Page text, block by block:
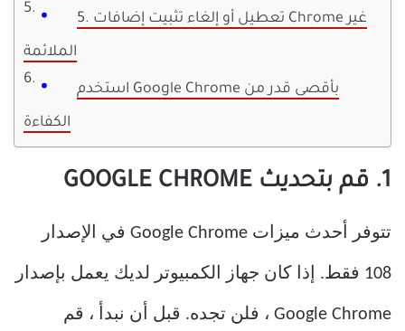
5. تعطيل أو إلغاء تثبيت إضافات Chrome غير
الملائمة
استخدم Google Chrome بأقصى قدر من
الكفاءة
1. قم بتحديث GOOGLE CHROME
تتوفر أحدث ميزات Google Chrome في الإصدار
108 فقط. إذا كان جهاز الكمبيوتر لديك يعمل بإصدار
Google Chrome ، فلن تجده. قبل أن نبدأ ، قم